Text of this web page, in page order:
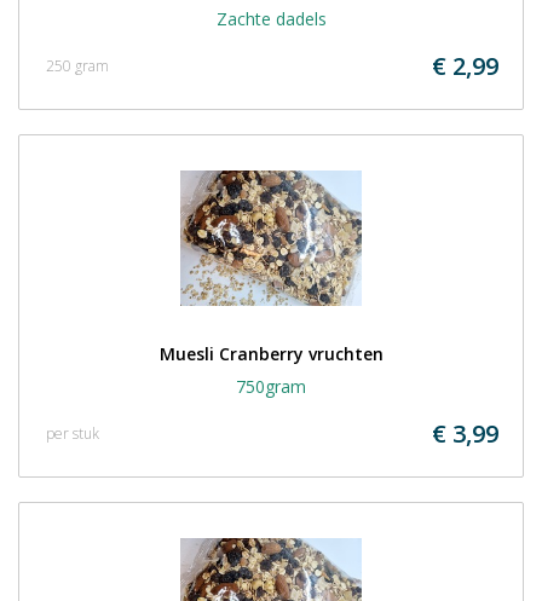
Zachte dadels
€ 2,99
250 gram
Muesli Cranberry vruchten
750gram
€ 3,99
per stuk